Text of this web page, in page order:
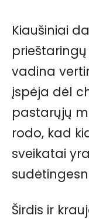
Kiaušiniai
vadina
įspėja dėl
pastarųjų
rodo, kad
sveikatai
Širdis ir